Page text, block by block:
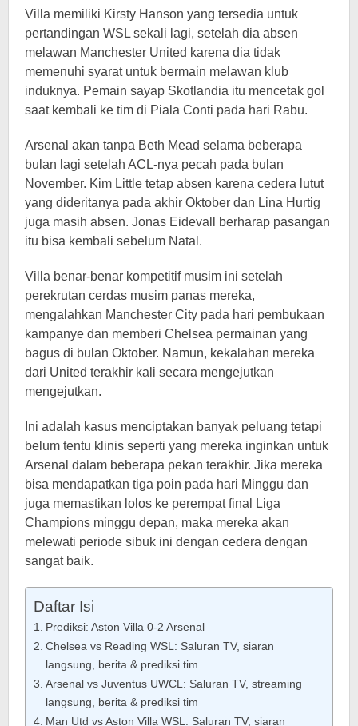
Villa memiliki Kirsty Hanson yang tersedia untuk
pertandingan WSL sekali lagi, setelah dia absen
melawan Manchester United karena dia tidak
memenuhi syarat untuk bermain melawan klub
induknya. Pemain sayap Skotlandia itu mencetak gol
saat kembali ke tim di Piala Conti pada hari Rabu.
Arsenal akan tanpa Beth Mead selama beberapa
bulan lagi setelah ACL-nya pecah pada bulan
November. Kim Little tetap absen karena cedera lutut
yang dideritanya pada akhir Oktober dan Lina Hurtig
juga masih absen. Jonas Eidevall berharap pasangan
itu bisa kembali sebelum Natal.
Villa benar-benar kompetitif musim ini setelah
perekrutan cerdas musim panas mereka,
mengalahkan Manchester City pada hari pembukaan
kampanye dan memberi Chelsea permainan yang
bagus di bulan Oktober. Namun, kekalahan mereka
dari United terakhir kali secara mengejutkan
mengejutkan.
Ini adalah kasus menciptakan banyak peluang tetapi
belum tentu klinis seperti yang mereka inginkan untuk
Arsenal dalam beberapa pekan terakhir. Jika mereka
bisa mendapatkan tiga poin pada hari Minggu dan
juga memastikan lolos ke perempat final Liga
Champions minggu depan, maka mereka akan
melewati periode sibuk ini dengan cedera dengan
sangat baik.
Daftar Isi
Prediksi: Aston Villa 0-2 Arsenal
Chelsea vs Reading WSL: Saluran TV, siaran
langsung, berita & prediksi tim
Arsenal vs Juventus UWCL: Saluran TV, streaming
langsung, berita & prediksi tim
Man Utd vs Aston Villa WSL: Saluran TV, siaran